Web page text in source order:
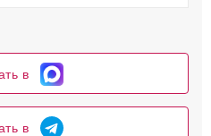
в
в